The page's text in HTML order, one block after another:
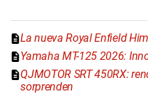
La nueva Royal Enfield
Yamaha MT-125 2026:
QJMOTOR SRT 450RX:
sorprenden